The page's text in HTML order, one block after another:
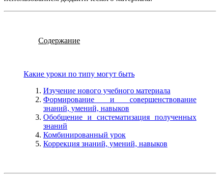
Содержание
Какие уроки по типу могут быть
Изучение нового учебного материала
Формирование и совершенствование
знаний, умений, навыков
Обобщение и систематизация полученных
знаний
Комбинированный урок
Коррекция знаний, умений, навыков